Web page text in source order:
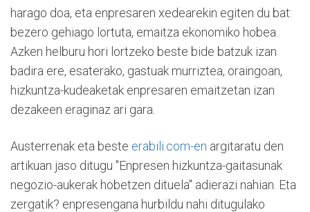
harago doa, eta enpresaren xedearekin egiten du bat:
bezero gehiago lortuta, emaitza ekonomiko hobea.
Azken helburu hori lortzeko beste bide batzuk izan
badira ere, esaterako, gastuak murriztea, oraingoan,
hizkuntza-kudeaketak enpresaren emaitzetan izan
dezakeen eraginaz ari gara.
Austerrenak eta beste erabili.com-en argitaratu den
artikuan jaso ditugu "Enpresen hizkuntza-gaitasunak
negozio-aukerak hobetzen dituela" adierazi nahian. Eta
zergatik? enpresengana hurbildu nahi ditugulako